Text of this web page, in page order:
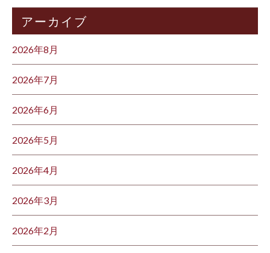
アーカイブ
2026年8月
2026年7月
2026年6月
2026年5月
2026年4月
2026年3月
2026年2月